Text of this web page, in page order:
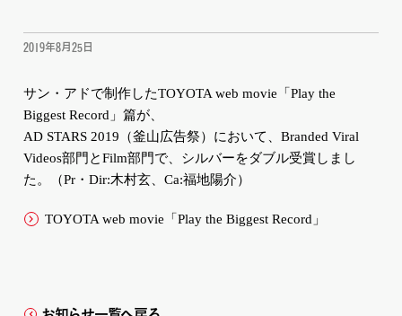
2019年8月25日
サン・アドで制作したTOYOTA web movie「Play the
Biggest Record」篇が、
AD STARS 2019（釜山広告祭）において、Branded Viral
Videos部門とFilm部門で、シルバーをダブル受賞しまし
た。（Pr・Dir:木村玄、Ca:福地陽介）
TOYOTA web movie「Play the Biggest Record」